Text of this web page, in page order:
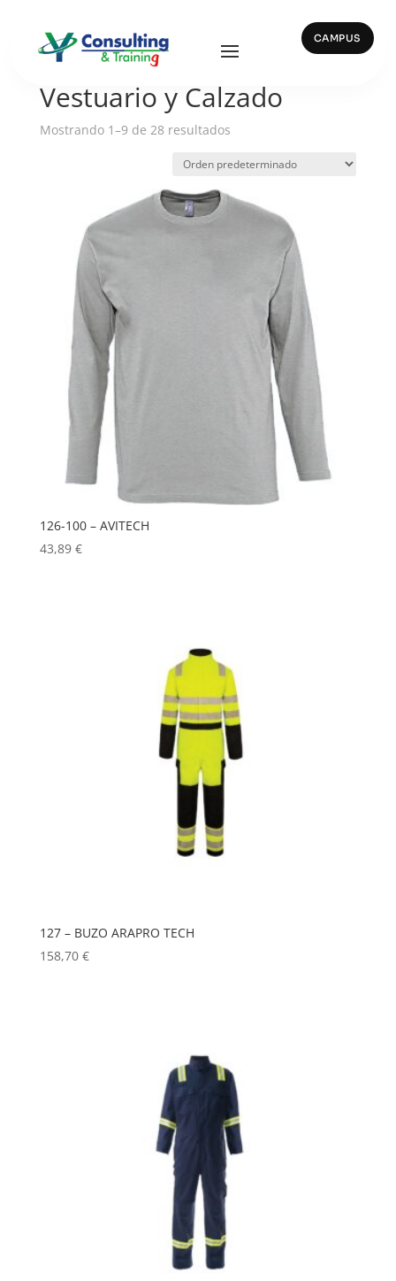
CAMPUS
Inicio / Vestuario y Calzado
Vestuario y Calzado
Mostrando 1–9 de 28 resultados
126-100 – AVITECH
43,89 €
127 – BUZO ARAPRO TECH
158,70 €